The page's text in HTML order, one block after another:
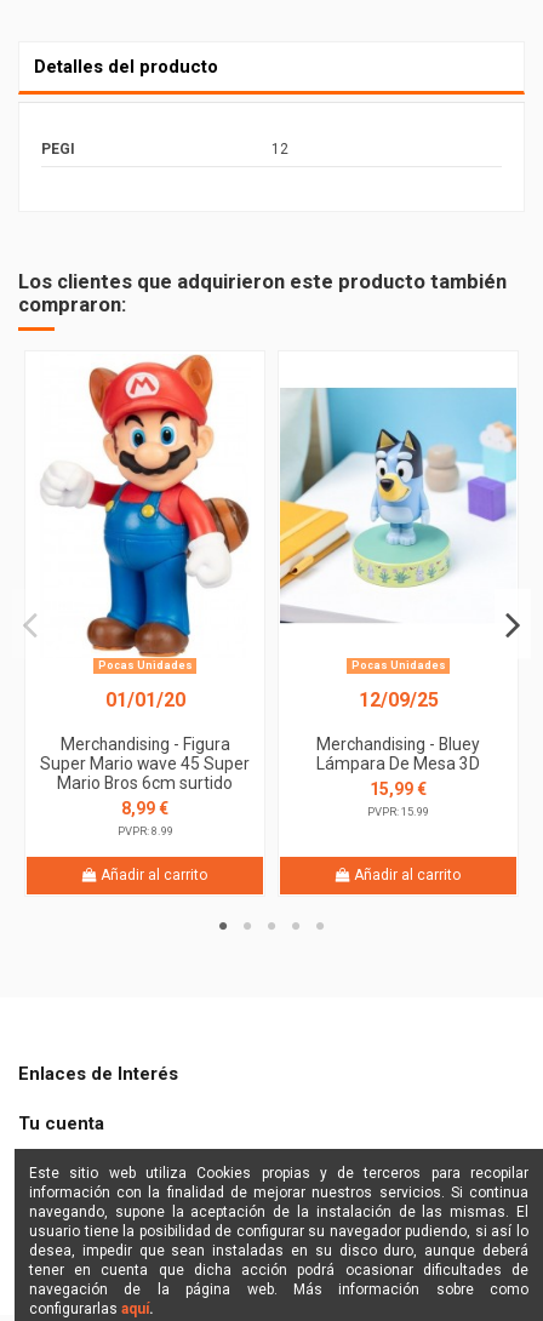
Detalles del producto
PEGI 12
Los clientes que adquirieron este producto también
compraron:
Pocas Unidades
01/01/20
Merchandising - Figura
Super Mario wave 45 Super
Mario Bros 6cm surtido
8,99 €
PVPR: 8.99
Añadir al carrito
Pocas Unidades
12/09/25
Merchandising - Bluey
Lámpara De Mesa 3D
15,99 €
PVPR: 15.99
Añadir al carrito
Enlaces de Interés
Tu cuenta
Shine Star
Contactanos
Este sitio web utiliza Cookies propias y de terceros para recopilar
información con la finalidad de mejorar nuestros servicios. Si continua
navegando, supone la aceptación de la instalación de las mismas. El
usuario tiene la posibilidad de configurar su navegador pudiendo, si así lo
desea, impedir que sean instaladas en su disco duro, aunque deberá
tener en cuenta que dicha acción podrá ocasionar dificultades de
navegación de la página web. Más información sobre como
configurarlas aquí.